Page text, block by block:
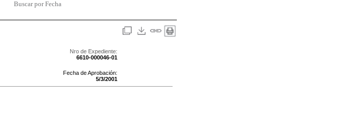
Buscar por Fecha
Nro de Expediente:
6610-000046-01
Fecha de Aprobación:
5/3/2001